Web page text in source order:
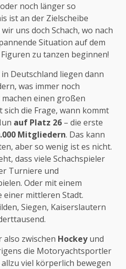
noch länger so
ist an der Zielscheibe
uns doch Schach, wo nach
Situation auf dem
zu tanzen beginnen!
Deutschland liegen dann
was immer noch
einen großen
die Frage, wann kommt
auf Platz 26 – die erste
Mitgliedern. Das kann
aber so wenig ist es nicht.
dass viele Schachspieler
Turniere und
Oder mit einem
einer mittleren Stadt.
Siegen, Kaiserslautern
also zwischen Hockeyund
die Motoryachtsportler
viel körperlich bewegen